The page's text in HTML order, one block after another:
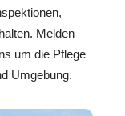
Melden
um die Pflege
Umgebung.